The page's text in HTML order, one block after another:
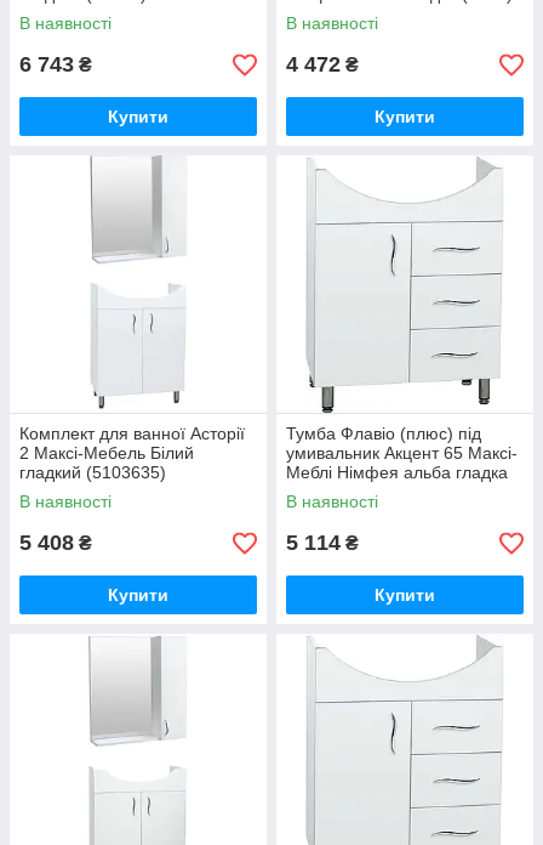
В наявності
6 743 ₴
Купити
В наявності
4 472 ₴
Купити
Комплект для ванної Асторії
2 Максі-Мебель Білий
гладкий (5103635)
В наявності
5 408 ₴
Купити
Тумба Флавіо (плюс) під
умивальник Акцент 65 Максі-
Меблі Німфея альба гладка
(8574)
В наявності
5 114 ₴
Купити